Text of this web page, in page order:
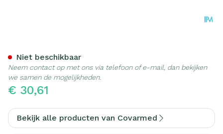
€ 30,61
Niet beschikbaar
Neem contact op met ons via telefoon of e-mail, dan bekijken
we samen de mogelijkheden.
Bekijk alle producten van Covarmed